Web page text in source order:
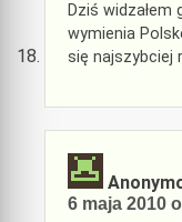
Dziś
wymienia
się najszybciej
6 maja 2010